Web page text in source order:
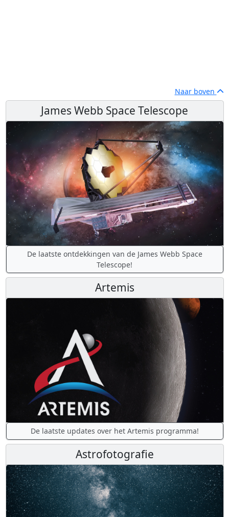
Naar boven
James Webb Space Telescope
De laatste ontdekkingen van de James Webb Space
Telescope!
Artemis
De laatste updates over het Artemis programma!
Astrofotografie